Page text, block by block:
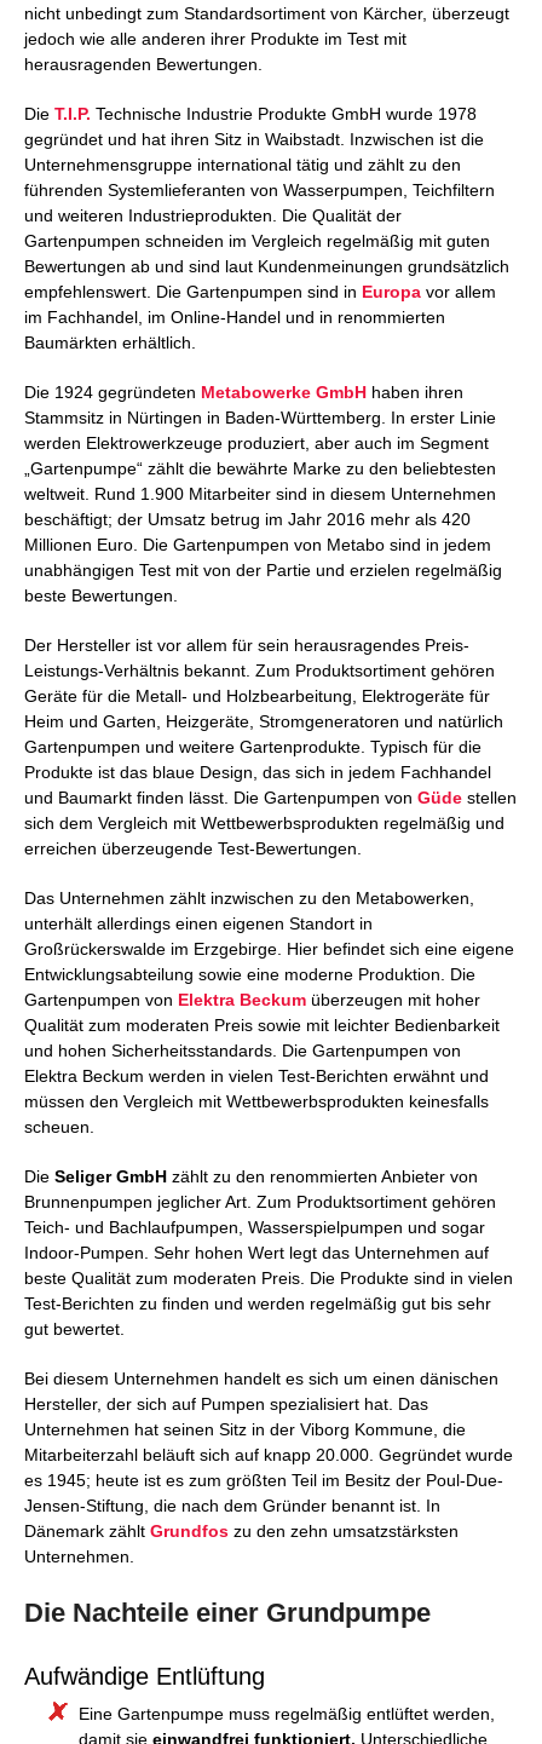
nicht unbedingt zum Standardsortiment von Kärcher, überzeugt
jedoch wie alle anderen ihrer Produkte im Test mit
herausragenden Bewertungen.
Die T.I.P. Technische Industrie Produkte GmbH wurde 1978
gegründet und hat ihren Sitz in Waibstadt. Inzwischen ist die
Unternehmensgruppe international tätig und zählt zu den
führenden Systemlieferanten von Wasserpumpen, Teichfiltern
und weiteren Industrieprodukten. Die Qualität der
Gartenpumpen schneiden im Vergleich regelmäßig mit guten
Bewertungen ab und sind laut Kundenmeinungen grundsätzlich
empfehlenswert. Die Gartenpumpen sind in Europa vor allem
im Fachhandel, im Online-Handel und in renommierten
Baumärkten erhältlich.
Die 1924 gegründeten Metabowerke GmbH haben ihren
Stammsitz in Nürtingen in Baden-Württemberg. In erster Linie
werden Elektrowerkzeuge produziert, aber auch im Segment
„Gartenpumpe“ zählt die bewährte Marke zu den beliebtesten
weltweit. Rund 1.900 Mitarbeiter sind in diesem Unternehmen
beschäftigt; der Umsatz betrug im Jahr 2016 mehr als 420
Millionen Euro. Die Gartenpumpen von Metabo sind in jedem
unabhängigen Test mit von der Partie und erzielen regelmäßig
beste Bewertungen.
Der Hersteller ist vor allem für sein herausragendes Preis-
Leistungs-Verhältnis bekannt. Zum Produktsortiment gehören
Geräte für die Metall- und Holzbearbeitung, Elektrogeräte für
Heim und Garten, Heizgeräte, Stromgeneratoren und natürlich
Gartenpumpen und weitere Gartenprodukte. Typisch für die
Produkte ist das blaue Design, das sich in jedem Fachhandel
und Baumarkt finden lässt. Die Gartenpumpen von Güde stellen
sich dem Vergleich mit Wettbewerbsprodukten regelmäßig und
erreichen überzeugende Test-Bewertungen.
Das Unternehmen zählt inzwischen zu den Metabowerken,
unterhält allerdings einen eigenen Standort in
Großrückerswalde im Erzgebirge. Hier befindet sich eine eigene
Entwicklungsabteilung sowie eine moderne Produktion. Die
Gartenpumpen von Elektra Beckum überzeugen mit hoher
Qualität zum moderaten Preis sowie mit leichter Bedienbarkeit
und hohen Sicherheitsstandards. Die Gartenpumpen von
Elektra Beckum werden in vielen Test-Berichten erwähnt und
müssen den Vergleich mit Wettbewerbsprodukten keinesfalls
scheuen.
Die Seliger GmbH zählt zu den renommierten Anbieter von
Brunnenpumpen jeglicher Art. Zum Produktsortiment gehören
Teich- und Bachlaufpumpen, Wasserspielpumpen und sogar
Indoor-Pumpen. Sehr hohen Wert legt das Unternehmen auf
beste Qualität zum moderaten Preis. Die Produkte sind in vielen
Test-Berichten zu finden und werden regelmäßig gut bis sehr
gut bewertet.
Bei diesem Unternehmen handelt es sich um einen dänischen
Hersteller, der sich auf Pumpen spezialisiert hat. Das
Unternehmen hat seinen Sitz in der Viborg Kommune, die
Mitarbeiterzahl beläuft sich auf knapp 20.000. Gegründet wurde
es 1945; heute ist es zum größten Teil im Besitz der Poul-Due-
Jensen-Stiftung, die nach dem Gründer benannt ist. In
Dänemark zählt Grundfos zu den zehn umsatzstärksten
Unternehmen.
Die Nachteile einer Grundpumpe
Aufwändige Entlüftung
Eine Gartenpumpe muss regelmäßig entlüftet werden,
damit sie einwandfrei funktioniert. Unterschiedliche